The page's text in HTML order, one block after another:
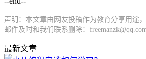
声明：本文章由网友投稿作为教育分享用途
邮件及时和我们联系删除：
最新文章